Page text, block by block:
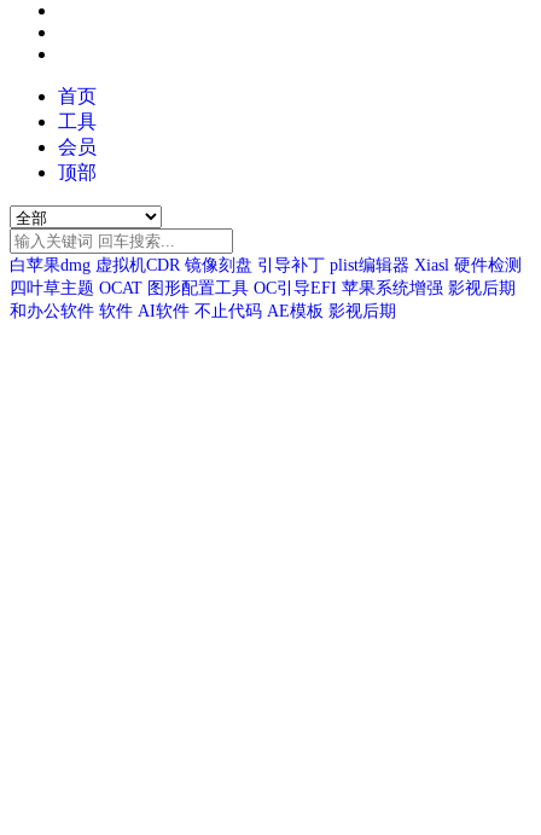
首页
工具
会员
顶部
白苹果dmg 虚拟机CDR 镜像刻盘 引导补丁 plist编辑器 Xiasl 硬件检测
四叶草主题 OCAT 图形配置工具 OC引导EFI 苹果系统增强 影视后期
和办公软件 软件 AI软件 不止代码 AE模板 影视后期